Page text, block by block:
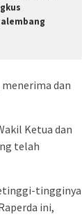
menerima dan
Ketua dan
telah
tingginya
ini,